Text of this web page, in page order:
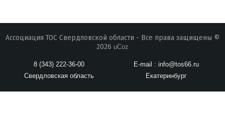
Ассоциация ТОС Свердловской области - Все права защищены ©
2026 uCoz
8 (343) 222-36-00
E-mail : info@tos66.ru
Свердловская область
Екатеринбург